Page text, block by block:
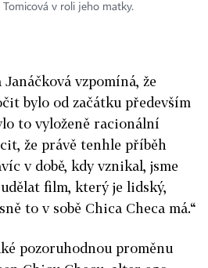
Tomicová v roli jeho matky.
vzpomíná, že
bylo od začátku především
to vyloženě racionální
že právě tenhle příběh
v době, kdy vznikal, jsme
film, který je lidský,
to v sobě Chica Checa má.“
pozoruhodnou proměnu